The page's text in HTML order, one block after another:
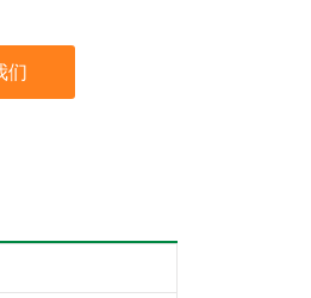
们